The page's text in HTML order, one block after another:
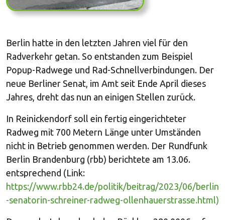
Berlin hatte in den letzten Jahren viel für den
Radverkehr getan. So entstanden zum Beispiel
Popup-Radwege und Rad-Schnellverbindungen. Der
neue Berliner Senat, im Amt seit Ende April dieses
Jahres, dreht das nun an einigen Stellen zurück.
In Reinickendorf soll ein fertig eingerichteter
Radweg mit 700 Metern Länge unter Umständen
nicht in Betrieb genommen werden. Der Rundfunk
Berlin Brandenburg (rbb) berichtete am 13.06.
entsprechend (Link:
https://www.rbb24.de/politik/beitrag/2023/06/berlin
-senatorin-schreiner-radweg-ollenhauerstrasse.html)